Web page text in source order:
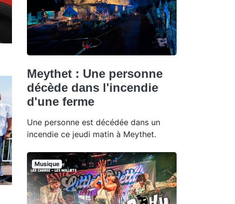
Meythet : Une personne
décède dans l'incendie
d'une ferme
Une personne est décédée dans un
incendie ce jeudi matin à Meythet.
Musique